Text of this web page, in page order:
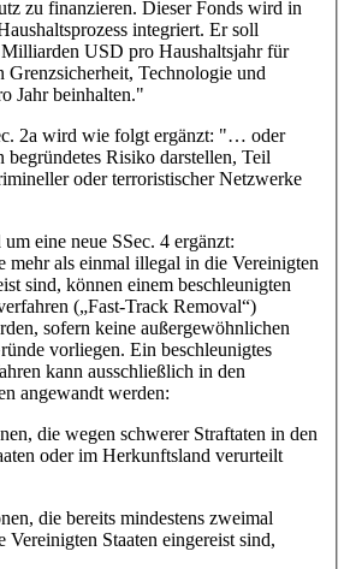
zu finanzieren. Dieser Fonds wird in
integriert. Er soll
Milliarden USD pro Haushaltsjahr für
Grenzsicherheit, Technologie und
Jahr beinhalten."
2a wird wie folgt ergänzt: "… oder
begründetes Risiko darstellen, Teil
oder terroristischer Netzwerke
eine neue SSec. 4 ergänzt:
mehr als einmal illegal in die Vereinigten
sind, können einem beschleunigten
(„Fast-Track Removal“)
sofern keine außergewöhnlichen
vorliegen. Ein beschleunigtes
kann ausschließlich in den
angewandt werden:
die wegen schwerer Straftaten in den
oder im Herkunftsland verurteilt
die bereits mindestens zweimal
Vereinigten Staaten eingereist sind,